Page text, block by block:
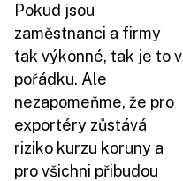
Pokud jsou
zaměstnanci a firmy
tak výkonné, tak je to v
pořádku. Ale
nezapomeňme, že pro
exportéry zůstává
riziko kurzu koruny a
pro všichni přibudou